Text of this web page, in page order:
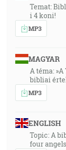
Temat:
i 4 koni!
MP3
MAGYAR
A téma:
bibliai
MP3
ENGLISH
Topic: A
four